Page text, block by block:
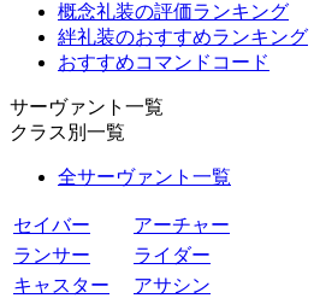
概念礼装の評価ランキング
絆礼装のおすすめランキング
おすすめコマンドコード
サーヴァント一覧
クラス別一覧
全サーヴァント一覧
セイバー
アーチャー
ランサー
ライダー
キャスター
アサシン